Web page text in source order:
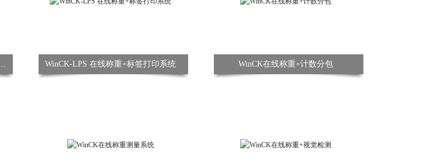
线称重+物流体积测量+扫码 WinCK-LPS 在线称重+标签打印系统 WinCK在线称重+计数分包